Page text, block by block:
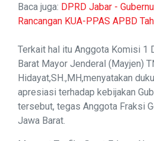
Baca juga: DPRD Jabar -
Rancangan KUA-PPAS APBD
Terkait hal itu Anggota Komisi 1
Barat Mayor Jenderal (Mayjen)
Hidayat,SH.,MH,menyatakan
apresiasi terhadap kebijakan
tersebut, tegas Anggota Fraksi
Jawa Barat.